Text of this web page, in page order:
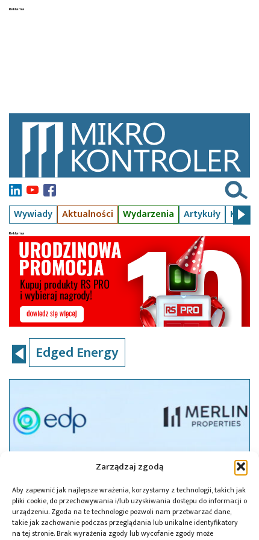
Zarządzaj zgodą
Aby zapewnić jak najlepsze wrażenia, korzystamy z technologii, takich jak
pliki cookie, do przechowywania i/lub uzyskiwania dostępu do informacji o
urządzeniu. Zgoda na te technologie pozwoli nam przetwarzać dane,
takie jak zachowanie podczas przeglądania lub unikalne identyfikatory
na tej stronie. Brak wyrażenia zgody lub wycofanie zgody może
Wywiady Aktualności Wydarzenia Artykuły Kursy
Edged Energy